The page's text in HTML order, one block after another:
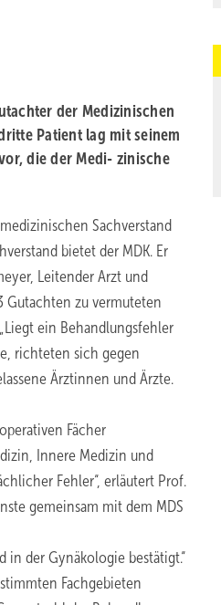
der Medizinischen
Patient lag mit seinem
die der Medi- zinische
Sachverstand
bietet der MDK. Er
Leitender Arzt und
Gutachten zu vermuteten
ein Behandlungsfehler
richteten sich gegen
Ärztinnen und Ärzte.
Fächer
Innere Medizin und
Fehler“, erläutert Prof.
gemeinsam mit dem MDS
in der Gynäkologie bestätigt.“
Fachgebieten